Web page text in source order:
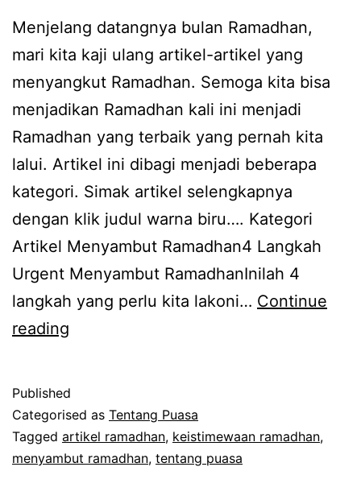
Menjelang datangnya bulan Ramadhan,
mari kita kaji ulang artikel-artikel yang
menyangkut Ramadhan. Semoga kita bisa
menjadikan Ramadhan kali ini menjadi
Ramadhan yang terbaik yang pernah kita
lalui. Artikel ini dibagi menjadi beberapa
kategori. Simak artikel selengkapnya
dengan klik judul warna biru…. Kategori
Artikel Menyambut Ramadhan4 Langkah
Urgent Menyambut RamadhanInilah 4
langkah yang perlu kita lakoni… Continue
reading
yang
Mesti
Anda
Published
Categorised as Tentang Puasa
Tagged artikel ramadhan, keistimewaan ramadhan,
menyambut ramadhan, tentang puasa